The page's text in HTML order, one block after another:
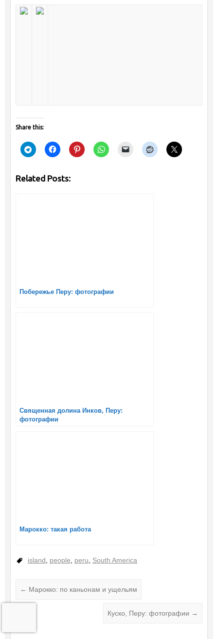
Share this:
Related Posts:
Побережье Перу: фотографии
Священная долина Инков, Перу:
фотографии
Марокко: такая работа
island people peru South America
← Марокко: по каньонам и ущельям
Куско, Перу: фотографии →